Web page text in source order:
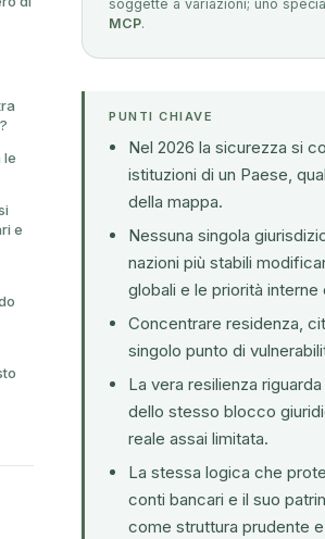
le
e
soggette a variazioni; uno
MCP.
PUNTI CHIAVE
Nel 2026 la sicurezza si
istituzioni di un Paese,
della mappa.
Nessuna singola
nazioni più stabili
globali e le priorità interne
Concentrare residenza,
singolo punto di
La vera resilienza
dello stesso blocco
reale assai limitata.
La stessa logica che
conti bancari e il suo
come struttura prudente